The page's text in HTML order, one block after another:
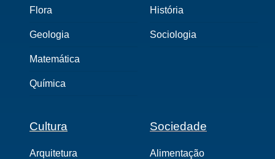
Flora
Geologia
Matemática
Química
História
Sociologia
Cultura
Arquitetura
Sociedade
Alimentação